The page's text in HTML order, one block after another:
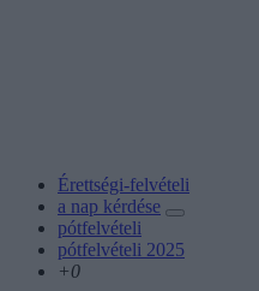
Érettségi-felvételi
a nap kérdése
pótfelvételi
pótfelvételi 2025
+0